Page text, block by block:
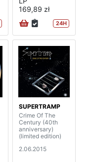
169,89 zł
24H
SUPERTRAMP
Crime Of The
Century (40th
anniversary)
(limited edition)
2.06.2015